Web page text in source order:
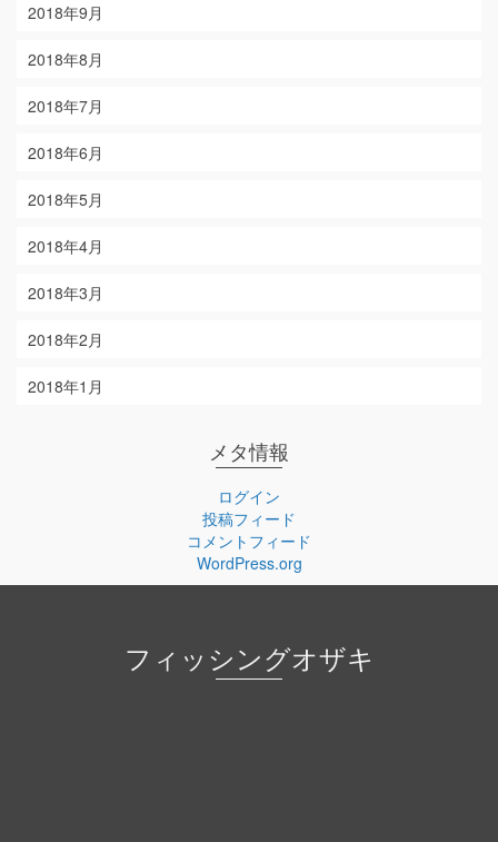
2018年9月
2018年8月
2018年7月
2018年6月
2018年5月
2018年4月
2018年3月
2018年2月
2018年1月
メタ情報
ログイン
投稿フィード
コメントフィード
WordPress.org
フィッシングオザキ